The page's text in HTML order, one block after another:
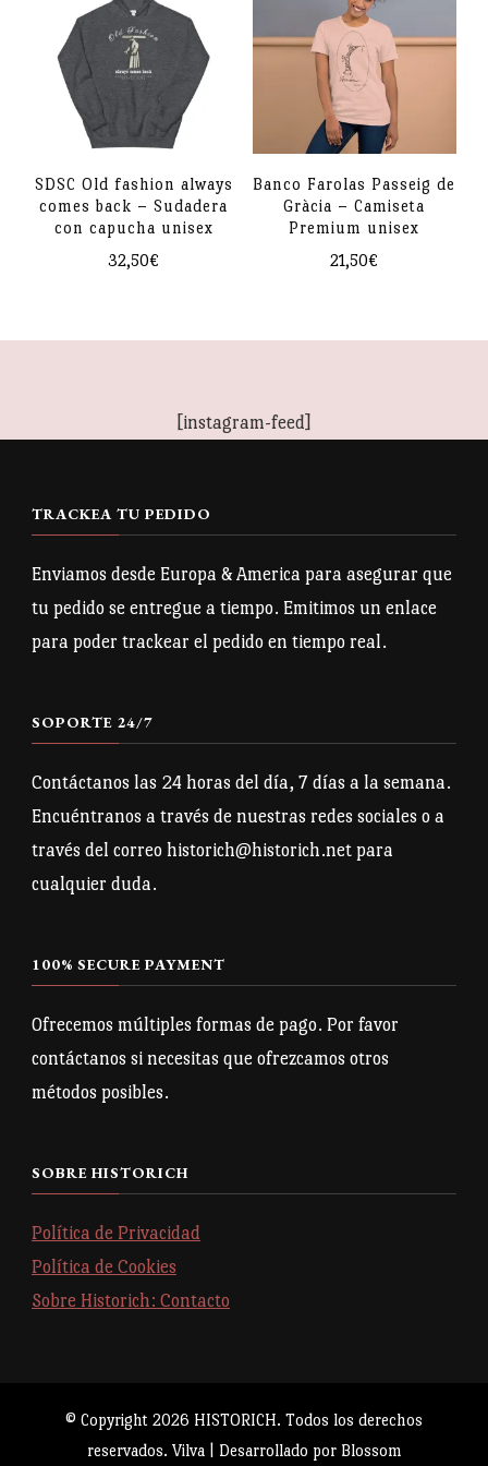
múltiples
variantes.
Las
opciones
se
pueden
elegir
de
variantes.
Las
opciones
se
pueden
elegir
en
SDSC Old fashion always
comes back – Sudadera
con capucha unisex
32,50€
variantes.
se
pueden
elegir
en
producto
Banco Farolas Passeig de
Gràcia – Camiseta
Premium unisex
21,50€
se
pueden
elegir
en
producto
[instagram-feed]
TRACKEA TU PEDIDO
Enviamos desde Europa & America para asegurar que
tu pedido se entregue a tiempo. Emitimos un enlace
para poder trackear el pedido en tiempo real.
SOPORTE 24/7
Contáctanos las 24 horas del día, 7 días a la semana.
Encuéntranos a través de nuestras redes sociales o a
través del correo historich@historich.net para
cualquier duda.
100% SECURE PAYMENT
Ofrecemos múltiples formas de pago. Por favor
contáctanos si necesitas que ofrezcamos otros
métodos posibles.
SOBRE HISTORICH
Política de Privacidad
Política de Cookies
Sobre Historich: Contacto
© Copyright 2026 HISTORICH. Todos los derechos
reservados. Vilva | Desarrollado por Blossom